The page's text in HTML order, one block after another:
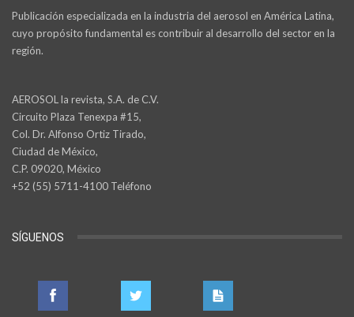
Publicación especializada en la industria del aerosol en América Latina,
cuyo propósito fundamental es contribuir al desarrollo del sector en la
región.
AEROSOL la revista, S.A. de C.V.
Circuito Plaza Tenexpa #15,
Col. Dr. Alfonso Ortiz Tirado,
Ciudad de México,
C.P. 09020, México
+52 (55) 5711-4100 Teléfono
SÍGUENOS